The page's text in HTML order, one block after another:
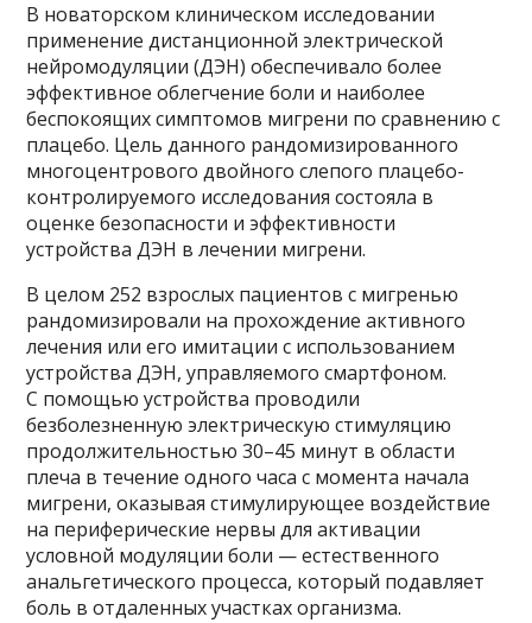
В новаторском клиническом исследовании
применение дистанционной электрической
нейромодуляции (ДЭН) обеспечивало более
эффективное облегчение боли и наиболее
беспокоящих симптомов мигрени по сравнению с
плацебо. Цель данного рандомизированного
многоцентрового двойного слепого плацебо-
контролируемого исследования состояла в
оценке безопасности и эффективности
устройства ДЭН в лечении мигрени.
В целом 252 взрослых пациентов с мигренью
рандомизировали на прохождение активного
лечения или его имитации с использованием
устройства ДЭН, управляемого смартфоном.
С помощью устройства проводили
безболезненную электрическую стимуляцию
продолжительностью 30–45 минут в области
плеча в течение одного часа с момента начала
мигрени, оказывая стимулирующее воздействие
на периферические нервы для активации
условной модуляции боли — естественного
анальгетического процесса, который подавляет
боль в отдаленных участках организма.